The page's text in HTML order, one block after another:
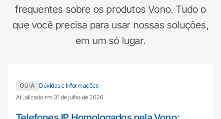
frequentes sobre os produtos Vono. Tudo o
que você precisa para usar nossas soluções,
em um só lugar.
GUIA
Dúvidas e Informações
Atualizado em 31 de julho de 2026